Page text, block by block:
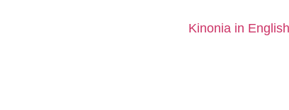
Kinonia in English